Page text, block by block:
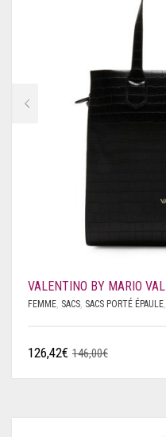
VALENTINO BY MARIO
FEMME SACS SACS PORTÉ ÉPAULE
146,00€
126,42€